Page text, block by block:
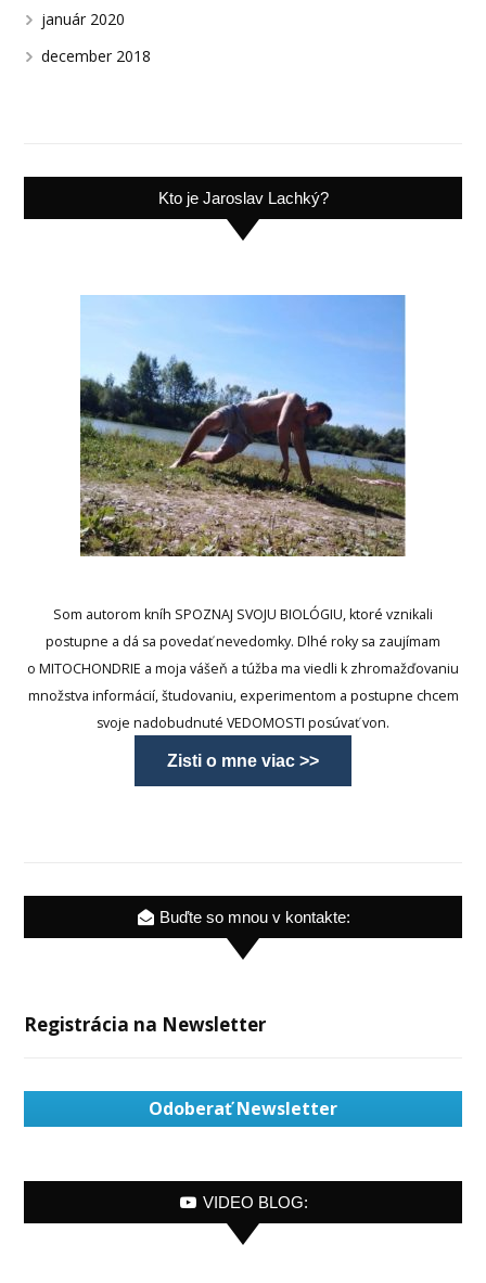
január 2020
december 2018
Kto je Jaroslav Lachký?
Som autorom kníh SPOZNAJ SVOJU BIOLÓGIU, ktoré vznikali
postupne a dá sa povedať nevedomky. Dlhé roky sa zaujímam
o MITOCHONDRIE a moja vášeň a túžba ma viedli k zhromažďovaniu
množstva informácií, študovaniu, experimentom a postupne chcem
svoje nadobudnuté VEDOMOSTI posúvať von.
Zisti o mne viac >>
Buďte so mnou v kontakte:
Registrácia na Newsletter
Odoberať Newsletter
VIDEO BLOG: